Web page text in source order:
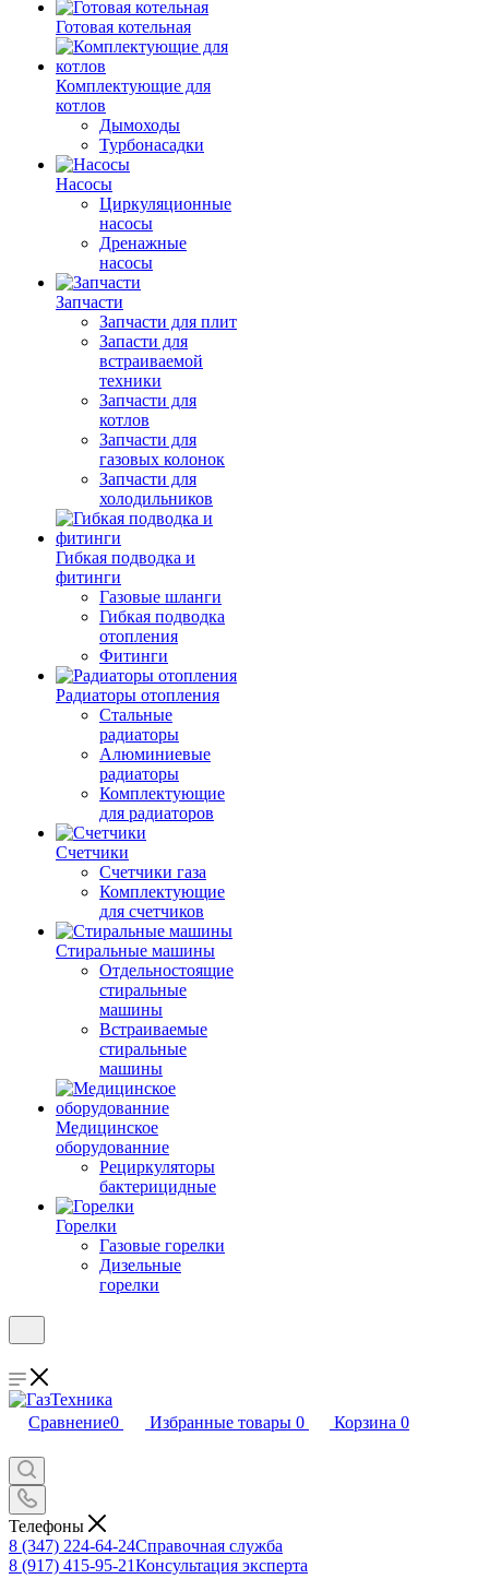
Готовая котельная
Комплектующие для
котлов
Дымоходы
Турбонасадки
Насосы
Циркуляционные
насосы
Дренажные
насосы
Запчасти
Запчасти для плит
Запасти для
встраиваемой
техники
Запчасти для
котлов
Запчасти для
газовых колонок
Запчасти для
холодильников
Гибкая подводка и
фитинги
Газовые шланги
Гибкая подводка
отопления
Фитинги
Радиаторы отопления
Стальные
радиаторы
Алюминиевые
радиаторы
Комплектующие
для радиаторов
Счетчики
Счетчики газа
Комплектующие
для счетчиков
Стиральные машины
Отдельностоящие
стиральные
машины
Встраиваемые
стиральные
машины
Медицинское
оборудованние
Рециркуляторы
бактерицидные
Горелки
Газовые горелки
Дизельные
горелки
Сравнение0 Избранные товары 0 Корзина 0
Телефоны
8 (347) 224-64-24Справочная служба
8 (917) 415-95-21Консультация эксперта